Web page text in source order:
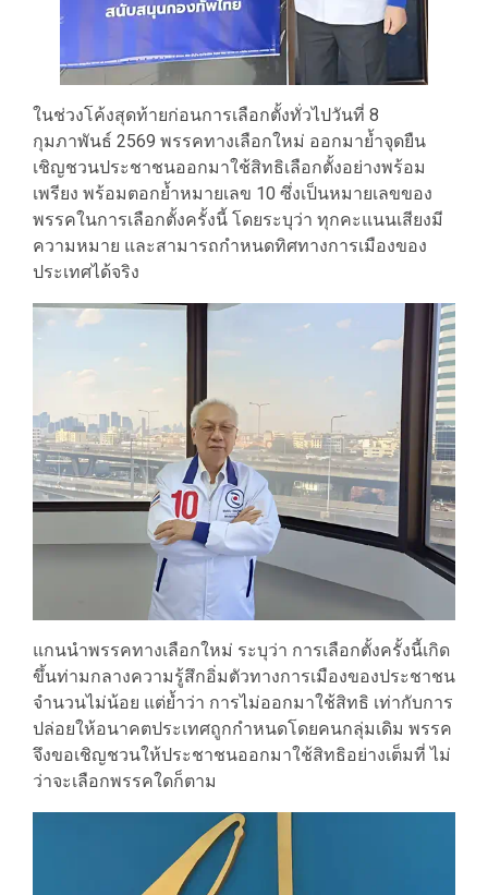
ในช่วงโค้งสุดท้ายก่อนการเลือกตั้งทั่วไปวันที่ 8
กุมภาพันธ์ 2569 พรรคทางเลือกใหม่ ออกมาย้ำจุดยืน
เชิญชวนประชาชนออกมาใช้สิทธิเลือกตั้งอย่างพร้อม
เพรียง พร้อมตอกย้ำหมายเลข 10 ซึ่งเป็นหมายเลขของ
พรรคในการเลือกตั้งครั้งนี้ โดยระบุว่า ทุกคะแนนเสียงมี
ความหมาย และสามารถกำหนดทิศทางการเมืองของ
ประเทศได้จริง
แกนนำพรรคทางเลือกใหม่ ระบุว่า การเลือกตั้งครั้งนี้เกิด
ขึ้นท่ามกลางความรู้สึกอิ่มตัวทางการเมืองของประชาชน
จำนวนไม่น้อย แต่ย้ำว่า การไม่ออกมาใช้สิทธิ เท่ากับการ
ปล่อยให้อนาคตประเทศถูกกำหนดโดยคนกลุ่มเดิม พรรค
จึงขอเชิญชวนให้ประชาชนออกมาใช้สิทธิอย่างเต็มที่ ไม่
ว่าจะเลือกพรรคใดก็ตาม